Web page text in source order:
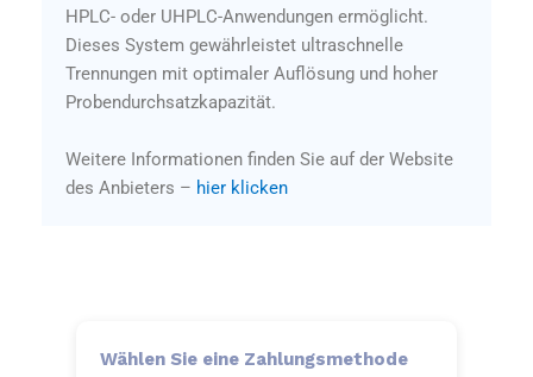
HPLC- oder UHPLC-Anwendungen ermöglicht.
Dieses System gewährleistet ultraschnelle
Trennungen mit optimaler Auflösung und hoher
Probendurchsatzkapazität.
Weitere Informationen finden Sie auf der Website
des Anbieters – hier klicken
Wählen Sie eine Zahlungsmethode